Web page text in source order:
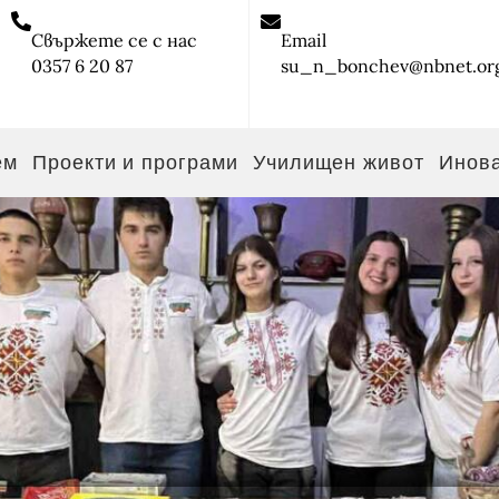
Свържете се с нас
0357 6 20 87
Email
Проекти и програми Училищен живот